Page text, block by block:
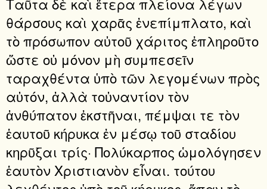
θάρσους καὶ χαρᾶς ἐνεπίμπλατο, καὶ
τὸ πρόσωπον αὐτοῦ χάριτος ἐπληροῦτο
ὥστε οὐ μόνον μὴ συμπεσεῖν
ταραχθέντα ὑπὸ τῶν λεγομένων πρὸς
αὐτόν, ἀλλὰ τοὐναντίον τὸν
ἀνθύπατον ἐκστῆναι, πέμψαι τε τὸν
ἑαυτοῦ κήρυκα ἐν μέσῳ τοῦ σταδίου
κηρῦξαι τρίς· Πολύκαρπος ὡμολόγησεν
ἑαυτὸν Χριστιανὸν εἶναι. τούτου